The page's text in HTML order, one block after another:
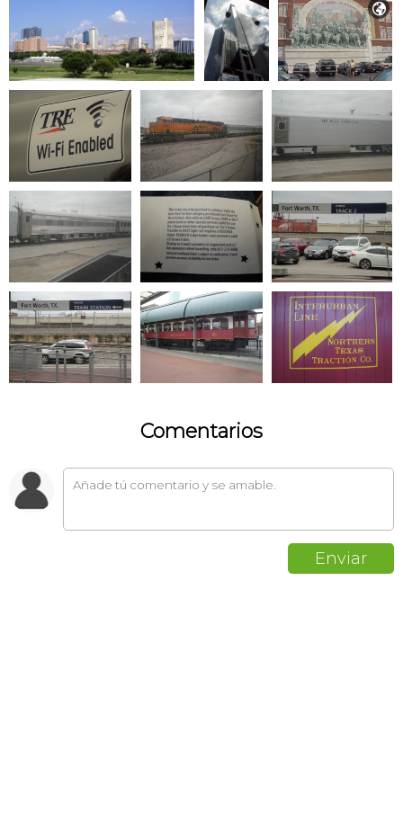

Comentarios